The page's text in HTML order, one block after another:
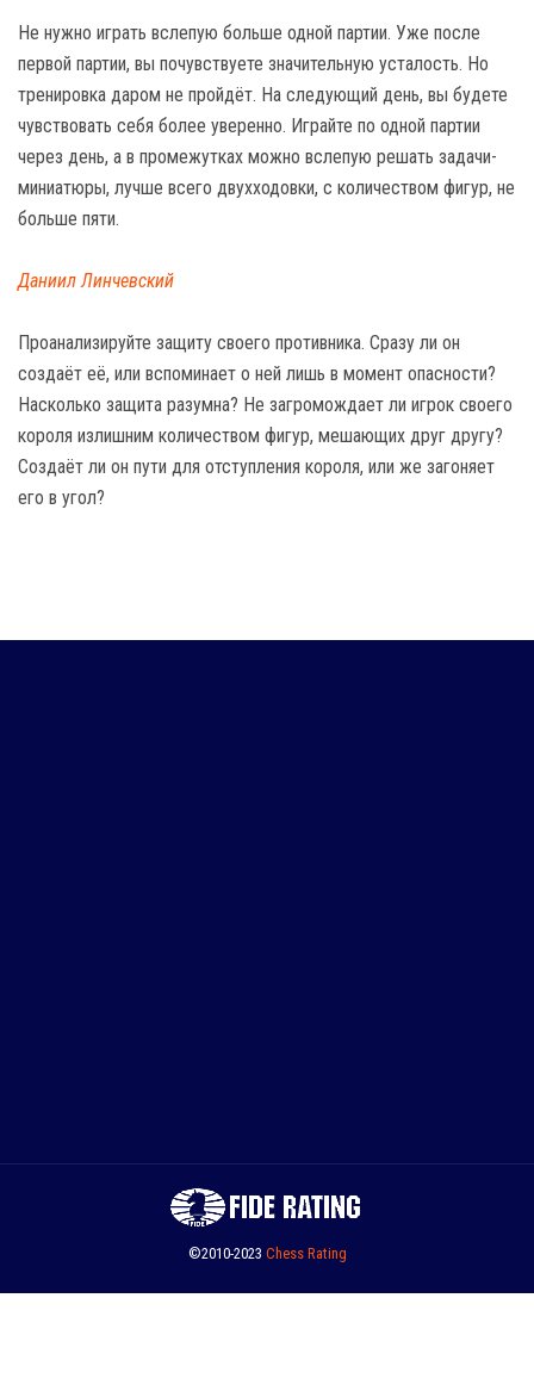
Не нужно играть вслепую больше одной партии. Уже после
первой партии, вы почувствуете значительную усталость. Но
тренировка даром не пройдёт. На следующий день, вы будете
чувствовать себя более уверенно. Играйте по одной партии
через день, а в промежутках можно вслепую решать задачи-
миниатюры, лучше всего двухходовки, с количеством фигур, не
больше пяти.
Даниил Линчевский
Проанализируйте защиту своего противника. Сразу ли он
создаёт её, или вспоминает о ней лишь в момент опасности?
Насколько защита разумна? Не загромождает ли игрок своего
короля излишним количеством фигур, мешающих друг другу?
Создаёт ли он пути для отступления короля, или же загоняет
его в угол?
©2010-2023 Сhess Rating